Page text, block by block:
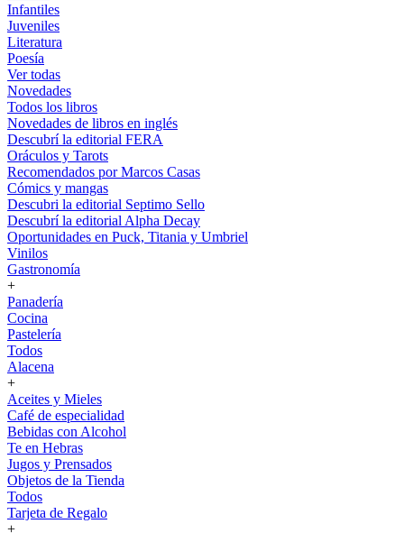
Infantiles
Juveniles
Literatura
Poesía
Ver todas
Novedades
Todos los libros
Novedades de libros en inglés
Descubrí la editorial FERA
Oráculos y Tarots
Recomendados por Marcos Casas
Cómics y mangas
Descubri la editorial Septimo Sello
Descubrí la editorial Alpha Decay
Oportunidades en Puck, Titania y Umbriel
Vinilos
Gastronomía
+
Panadería
Cocina
Pastelería
Todos
Alacena
+
Aceites y Mieles
Café de especialidad
Bebidas con Alcohol
Te en Hebras
Jugos y Prensados
Objetos de la Tienda
Todos
Tarjeta de Regalo
+